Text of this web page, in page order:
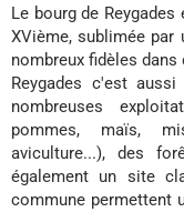
Le bourg de
XVième, sublimée
nombreux fidèles dans
Reygades c'est
nombreuses
pommes, maïs,
aviculture...), des
également un site
commune permettent